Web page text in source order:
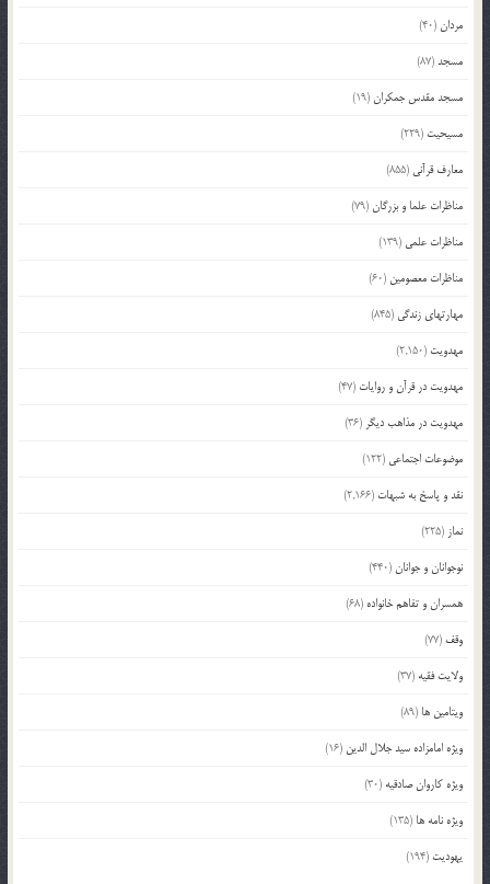
مردان(40)
مسجد(87)
مسجد مقدس جمکران(19)
مسیحیت (229)
معارف قرآنی (855)
مناظرات علما و بزرگان(79)
مناظرات علمی (139)
مناظرات معصومین (60)
مهارتهای زندگی (845)
مهدویت (2,150)
مهدویت در قرآن و روایات (47)
مهدویت در مذاهب دیگر (36)
موضوعات اجتماعی (122)
نقد و پاسخ به شبهات (2,166)
نماز (225)
نوجوانان و جوانان(440)
همسران و تفاهم خانواده (68)
وقف (77)
ولایت فقیه (37)
ویتامین ها (89)
ویژه امامزاده سید جلال الدین (16)
ویژه کاروان صادقیه (30)
ویژه نامه ها (135)
یهودیت (194)